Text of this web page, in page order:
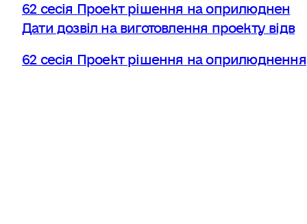
62 сесія Проект рішення на оприлюднен
Дати дозвіл на виготовлення проекту відв
62 сесія Проект рішення на оприлюднення